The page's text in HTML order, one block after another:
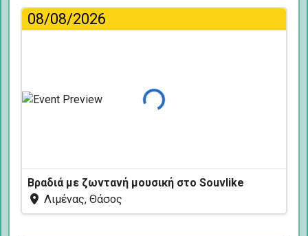
08/08/2026
Φόρτωση...
Βραδιά με ζωντανή μουσική στο Souvlike
Λιμένας, Θάσος